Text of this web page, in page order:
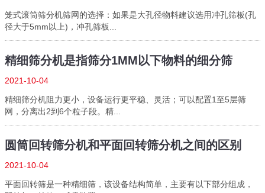
笼式滚筒筛分机筛网的选择：如果是大孔径物料建议选用冲孔筛板(孔
径大于5mm以上)，冲孔筛板...
精细筛分机是指筛分1MM以下物料的细分筛
2021-10-04
精细筛分机阻力更小，设备运行更平稳、灵活；可以配置1至5层筛
网，分离出2到6个粒子段。精...
圆筒回转筛分机和平面回转筛分机之间的区别
2021-10-04
平面回转筛是一种精细筛，该设备结构简单，主要有以下部分组成，